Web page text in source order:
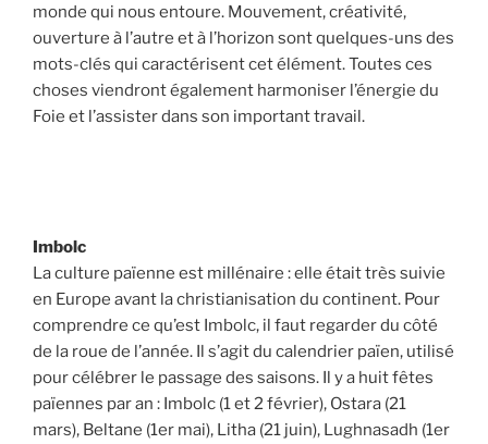
monde qui nous entoure. Mouvement, créativité,
ouverture à l’autre et à l’horizon sont quelques-uns des
mots-clés qui caractérisent cet élément. Toutes ces
choses viendront également harmoniser l’énergie du
Foie et l’assister dans son important travail.
Imbolc
La culture païenne est millénaire : elle était très suivie
en Europe avant la christianisation du continent. Pour
comprendre ce qu’est Imbolc, il faut regarder du côté
de la roue de l’année. Il s’agit du calendrier païen, utilisé
pour célébrer le passage des saisons. Il y a huit fêtes
païennes par an : Imbolc (1 et 2 février), Ostara (21
mars), Beltane (1er mai), Litha (21 juin), Lughnasadh (1er